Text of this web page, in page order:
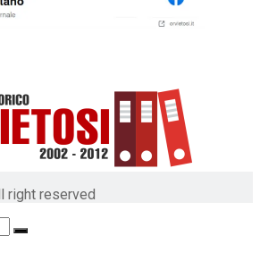
right reserved